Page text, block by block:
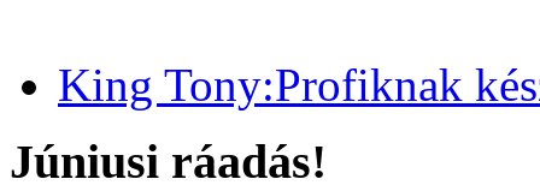
King Tony:Profiknak
Júniusi ráadás!